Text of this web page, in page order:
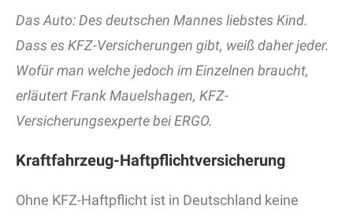
Das Auto: Des deutschen Mannes liebstes Kind.
Dass es KFZ-Versicherungen gibt, weiß daher jeder.
Wofür man welche jedoch im Einzelnen braucht,
erläutert Frank Mauelshagen, KFZ-
Versicherungsexperte bei ERGO.
Kraftfahrzeug-Haftpflichtversicherung
Ohne KFZ-Haftpflicht ist in Deutschland keine